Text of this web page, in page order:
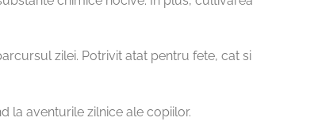
zilei. Potrivit atat pentru fete, cat si
la aventurile zilnice ale copiilor.